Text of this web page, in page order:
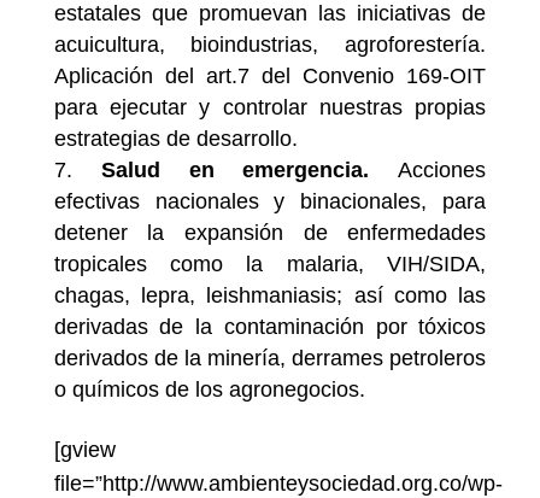
estatales que promuevan las iniciativas de
acuicultura, bioindustrias, agroforestería.
Aplicación del art.7 del Convenio 169-OIT
para ejecutar y controlar nuestras propias
estrategias de desarrollo.
Salud en emergencia. Acciones
efectivas nacionales y binacionales, para
detener la expansión de enfermedades
tropicales como la malaria, VIH/SIDA,
chagas, lepra, leishmaniasis; así como las
derivadas de la contaminación por tóxicos
derivados de la minería, derrames petroleros
o químicos de los agronegocios.
[gview
file=”http://www.ambienteysociedad.org.co/wp-